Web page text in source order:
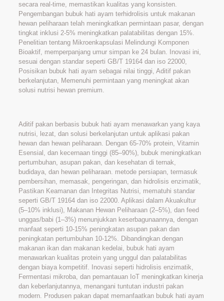
secara real-time, memastikan kualitas yang konsisten.
Pengembangan bubuk hati ayam terhidrolisis untuk makanan
hewan peliharaan telah meningkatkan permintaan pasar, dengan
tingkat inklusi 2-5% meningkatkan palatabilitas dengan 15%.
Penelitian tentang Mikroenkapsulasi Melindungi Komponen
Bioaktif, memperpanjang umur simpan ke 24 bulan. Inovasi ini,
sesuai dengan standar seperti GB/T 19164 dan iso 22000,
Posisikan bubuk hati ayam sebagai nilai tinggi, Aditif pakan
berkelanjutan, Memenuhi permintaan yang meningkat akan
solusi nutrisi hewan premium.
Aditif pakan berbasis bubuk hati ayam menawarkan yang kaya
nutrisi, lezat, dan solusi berkelanjutan untuk aplikasi pakan
hewan dan hewan peliharaan. Dengan 65-70% protein, Vitamin
Esensial, dan kecernaan tinggi (85–90%), bubuk meningkatkan
pertumbuhan, asupan pakan, dan kesehatan di ternak,
budidaya, dan hewan peliharaan. metode persiapan, termasuk
pembersihan, memasak, pengeringan, dan hidrolisis enzimatik,
Pastikan Keamanan dan Integritas Nutrisi, mematuhi standar
seperti GB/T 19164 dan iso 22000. Aplikasi dalam Akuakultur
(5–10% inklusi), Makanan Hewan Peliharaan (2–5%), dan feed
unggas/babi (1–3%) menunjukkan keserbagunaannya, dengan
manfaat seperti 10-15% peningkatan asupan pakan dan
peningkatan pertumbuhan 10-12%. Dibandingkan dengan
makanan ikan dan makanan kedelai, bubuk hati ayam
menawarkan kualitas protein yang unggul dan palatabilitas
dengan biaya kompetitif. Inovasi seperti hidrolisis enzimatik,
Fermentasi mikroba, dan pemantauan IoT meningkatkan kinerja
dan keberlanjutannya, menangani tuntutan industri pakan
modern. Produsen pakan dapat memanfaatkan bubuk hati ayam